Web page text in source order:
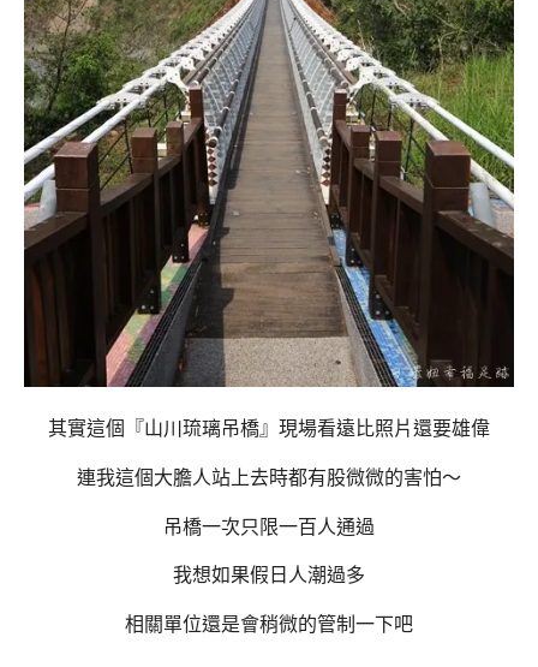
其實這個『山川琉璃吊橋』現場看遠比照片還要雄偉
連我這個大膽人站上去時都有股微微的害怕～
吊橋一次只限一百人通過
我想如果假日人潮過多
相關單位還是會稍微的管制一下吧